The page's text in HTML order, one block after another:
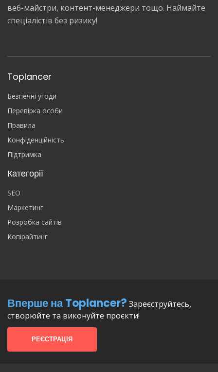
веб-майстри, контент-менеджери тощо. Наймайте
спеціалістів без ризику!
Toplancer
Безпечні угоди
Перевірка особи
Правила
Конфіденційність
Підтримка
Категорії
SEO
Маркетинг
Розробка сайтів
Копірайтинг
Вперше на Toplancer? Зареєструйтесь,
створюйте та виконуйте проєкти!
РЕЄСТРАЦІЯ